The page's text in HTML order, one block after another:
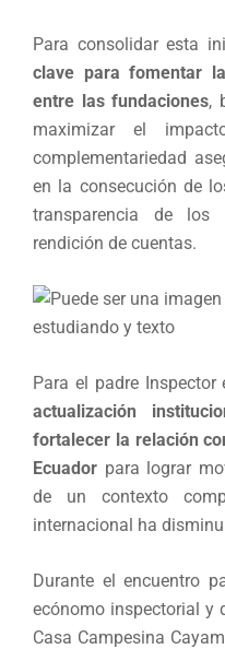
Para consolidar esta
clave para fomentar
entre las fundaciones,
maximizar el
complementariedad
en la consecución de
transparencia de
rendición de cuentas.
Para el padre
actualización
fortalecer la relación
Ecuador para lograr
de un contexto
internacional ha
Durante el encuentro
ecónomo inspectorial y
Casa Campesina